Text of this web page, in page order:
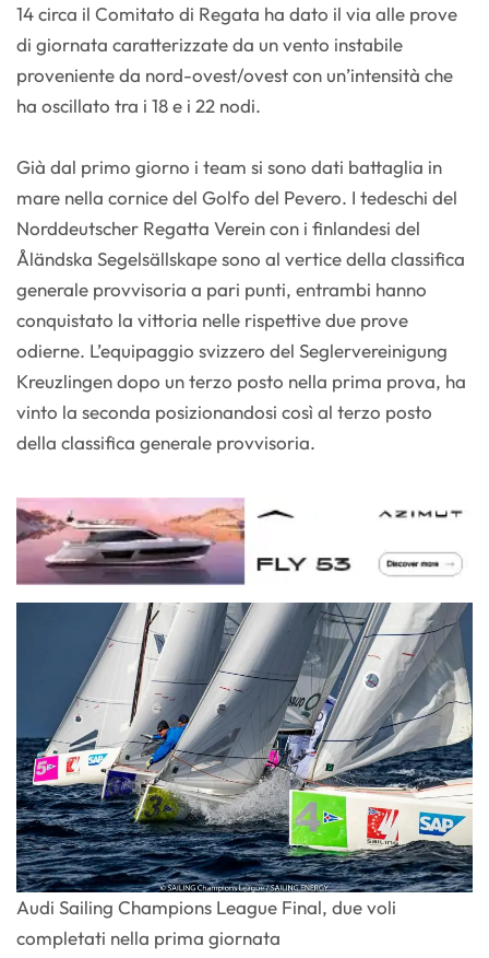
14 circa il Comitato di Regata ha dato il via alle prove
di giornata caratterizzate da un vento instabile
proveniente da nord-ovest/ovest con un’intensità che
ha oscillato tra i 18 e i 22 nodi.
Già dal primo giorno i team si sono dati battaglia in
mare nella cornice del Golfo del Pevero. I tedeschi del
Norddeutscher Regatta Verein con i finlandesi del
Åländska Segelsällskape sono al vertice della classifica
generale provvisoria a pari punti, entrambi hanno
conquistato la vittoria nelle rispettive due prove
odierne. L’equipaggio svizzero del Seglervereinigung
Kreuzlingen dopo un terzo posto nella prima prova, ha
vinto la seconda posizionandosi così al terzo posto
della classifica generale provvisoria.
Audi Sailing Champions League Final, due voli
completati nella prima giornata